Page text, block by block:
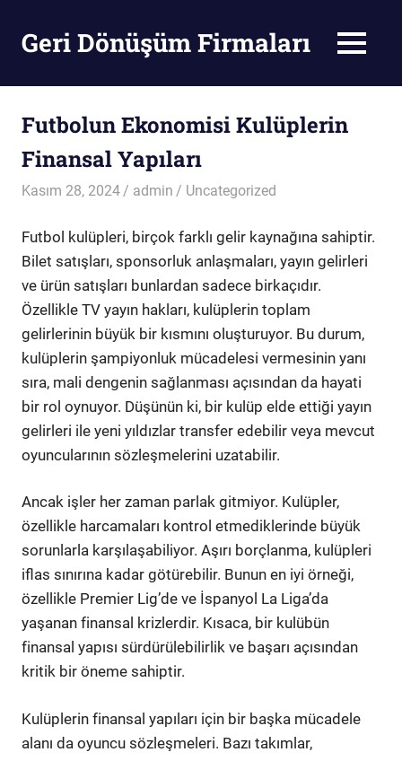
contentGeri Dönüşüm Firmaları
Firmaları
MENU
Futbolun Ekonomisi Kulüplerin
Finansal Yapıları
Kasım 28, 2024 admin Uncategorized
Futbol kulüpleri, birçok farklı gelir kaynağına sahiptir.
Bilet satışları, sponsorluk anlaşmaları, yayın gelirleri
ve ürün satışları bunlardan sadece birkaçıdır.
Özellikle TV yayın hakları, kulüplerin toplam
gelirlerinin büyük bir kısmını oluşturuyor. Bu durum,
kulüplerin şampiyonluk mücadelesi vermesinin yanı
sıra, mali dengenin sağlanması açısından da hayati
bir rol oynuyor. Düşünün ki, bir kulüp elde ettiği yayın
gelirleri ile yeni yıldızlar transfer edebilir veya mevcut
oyuncularının sözleşmelerini uzatabilir.
Ancak işler her zaman parlak gitmiyor. Kulüpler,
özellikle harcamaları kontrol etmediklerinde büyük
sorunlarla karşılaşabiliyor. Aşırı borçlanma, kulüpleri
iflas sınırına kadar götürebilir. Bunun en iyi örneği,
özellikle Premier Lig’de ve İspanyol La Liga’da
yaşanan finansal krizlerdir. Kısaca, bir kulübün
finansal yapısı sürdürülebilirlik ve başarı açısından
kritik bir öneme sahiptir.
Kulüplerin finansal yapıları için bir başka mücadele
alanı da oyuncu sözleşmeleri. Bazı takımlar,